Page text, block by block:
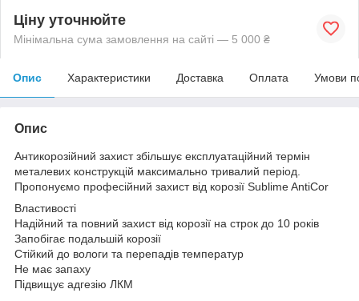
Ціну уточнюйте
Мінімальна сума замовлення на сайті — 5 000 ₴
Опис Характеристики Доставка Оплата Умови
Опис
Антикорозійний захист збільшує експлуатаційний термін
металевих конструкцій максимально тривалий період.
Пропонуємо професійний захист від корозії Sublime AntiCor
Властивості
Надійний та повний захист від корозії на строк до 10 років
Запобігає подальшій корозії
Стійкий до вологи та перепадів температур
Не має запаху
Підвищує адгезію ЛКМ